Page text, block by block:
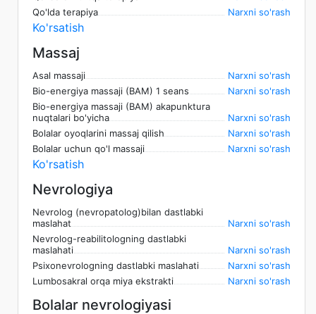
Qo'lda terapiya
Narxni so'rash
Ko'rsatish
Massaj
Asal massaji
Narxni so'rash
Bio-energiya massaji (BAM) 1 seans
Narxni so'rash
Bio-energiya massaji (BAM) akapunktura
nuqtalari bo'yicha
Narxni so'rash
Bolalar oyoqlarini massaj qilish
Narxni so'rash
Bolalar uchun qo'l massaji
Narxni so'rash
Ko'rsatish
Nevrologiya
Nevrolog (nevropatolog)bilan dastlabki
maslahat
Narxni so'rash
Nevrolog-reabilitologning dastlabki
maslahati
Narxni so'rash
Psixonevrologning dastlabki maslahati
Narxni so'rash
Lumbosakral orqa miya ekstrakti
Narxni so'rash
Bolalar nevrologiyasi